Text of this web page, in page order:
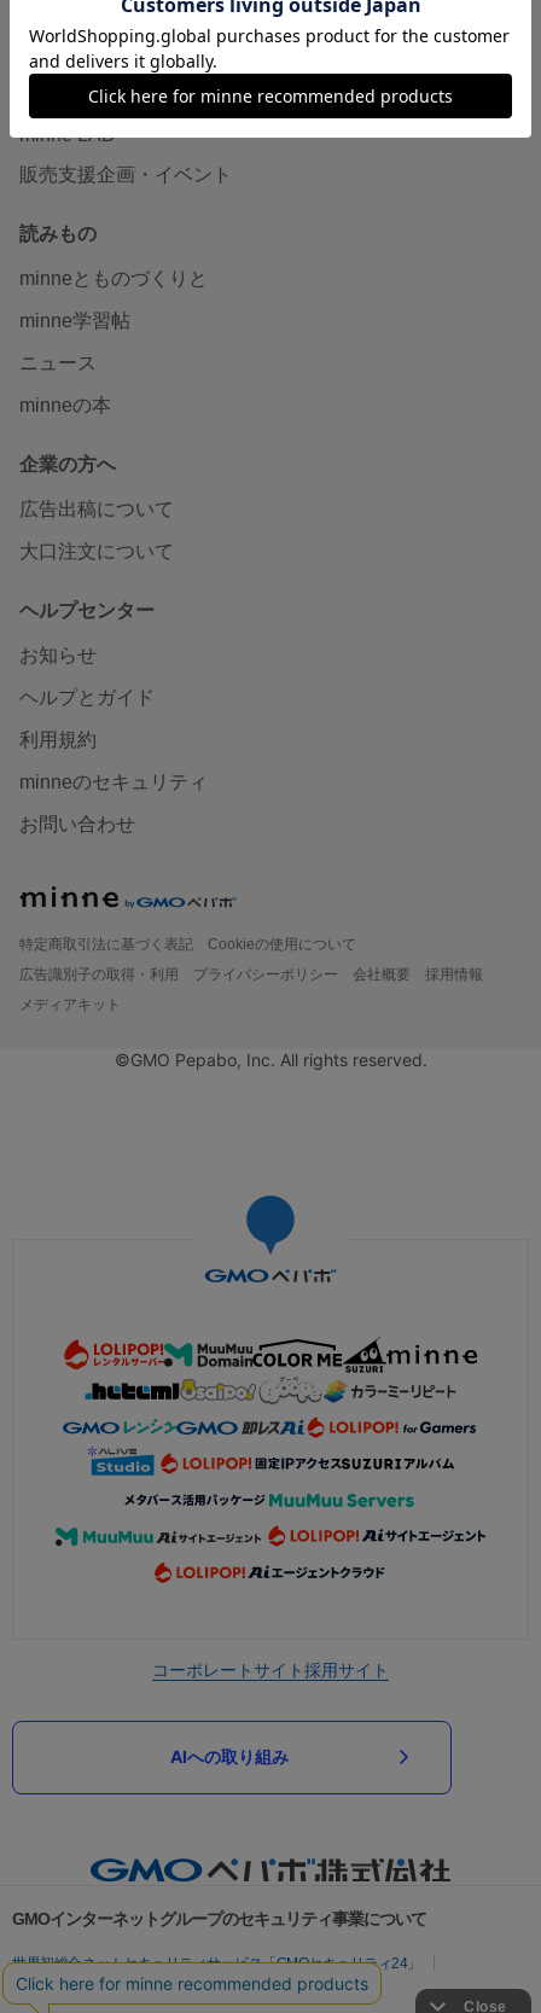
ヴィンテージ販売
ダウンロード販売
minne PLUS
minne LAB
販売支援企画・イベント
読みもの
minneとものづくりと
minne学習帖
ニュース
minneの本
企業の方へ
広告出稿について
大口注文について
ヘルプセンター
お知らせ
ヘルプとガイド
利用規約
minneのセキュリティ
お問い合わせ
特定商取引法に基づく表記
Cookieの使用について
広告識別子の取得・利用
プライバシーポリシー 会社概要
採用情報
メディアキット
©GMO Pepabo, Inc. All rights reserved.
コーポレートサイト採用サイト
AIへの取り組み
GMOインターネットグループのセキュリティ事業について
世界初総合ネットセキュリティサービス「GMOセキュリティ24」
パスワード漏洩診断
Webサイトリスク診断